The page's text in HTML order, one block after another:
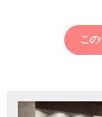
こ